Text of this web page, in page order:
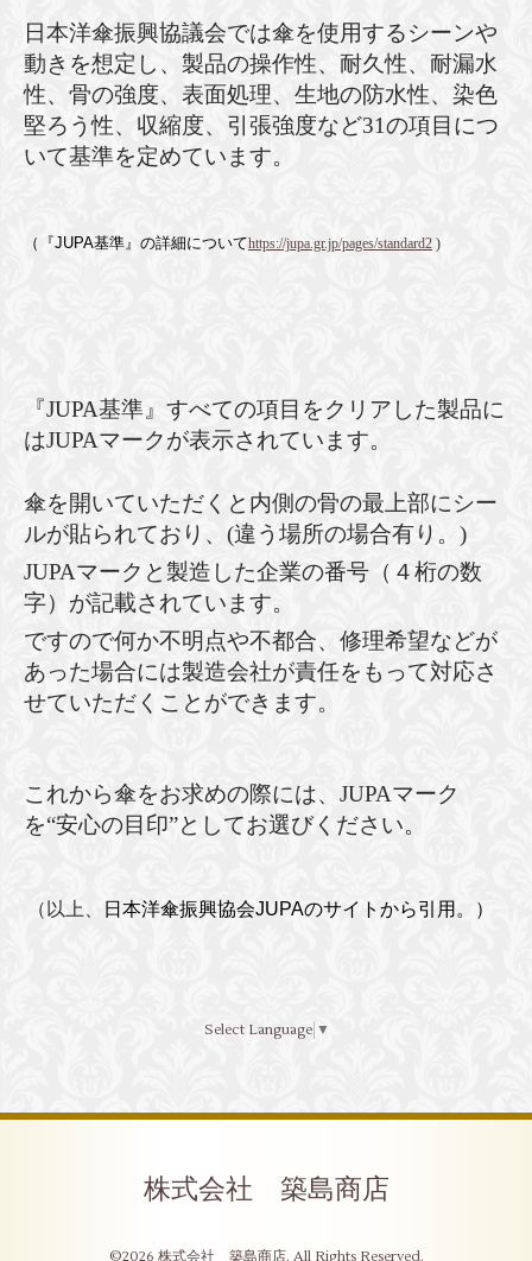
日本洋傘振興協議会では傘を使用するシーンや
動きを想定し、製品の操作性、耐久性、耐漏水
性、骨の強度、表面処理、生地の防水性、染色
堅ろう性、収縮度、引張強度など31の項目につ
いて基準を定めています。
（『JUPA基準』の詳細についてhttps://jupa.gr.jp/pages/standard2 )
『JUPA基準』すべての項目をクリアした製品に
はJUPAマークが表示されています。
傘を開いていただくと内側の骨の最上部にシー
ルが貼られており、(違う場所の場合有り。)
JUPAマークと製造した企業の番号（４桁の数
字）が記載されています。
ですので何か不明点や不都合、修理希望などが
あった場合には製造会社が責任をもって対応さ
せていただくことができます。
これから傘をお求めの際には、JUPAマーク
を“安心の目印”としてお選びください。
（以上、 日本洋傘振興協会JUPAのサイトから引用。）
Select Language ▼
株式会社 築島商店
©2026 株式会社 築島商店. All Rights Reserved.